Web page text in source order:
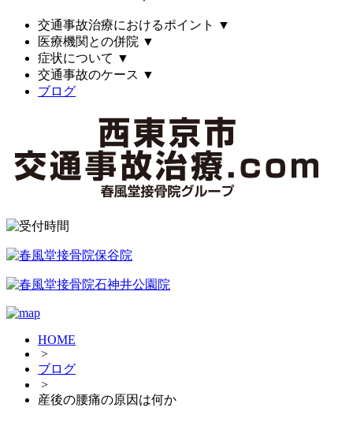
交通事故治療におけるポイント
▼
医療機関との併院 ▼
症状について ▼
交通事故のケース ▼
ブログ
HOME
>
ブログ
>
産後の腰痛の原因は何か